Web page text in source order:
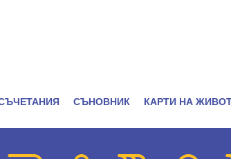
СЪНОВНИК КАРТИ НА